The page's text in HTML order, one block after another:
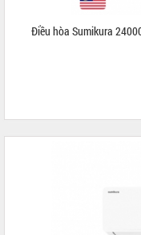
Điều hòa Sumikura